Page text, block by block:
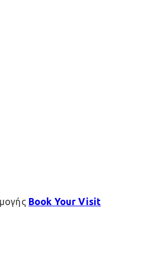
Book Your Visit